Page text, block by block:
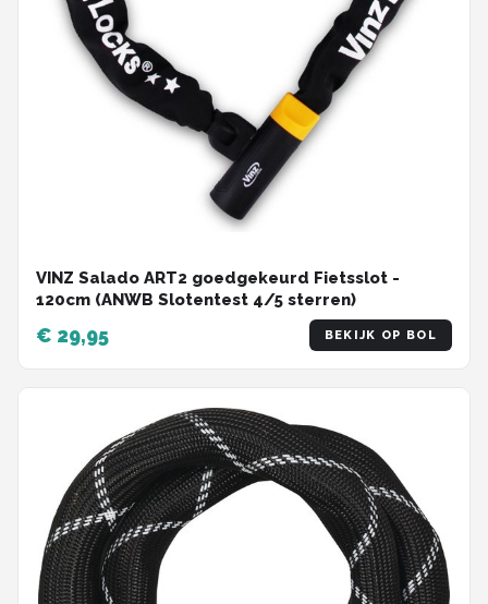
VINZ Salado ART2 goedgekeurd Fietsslot -
120cm (ANWB Slotentest 4/5 sterren)
€ 29,95 BEKIJK OP BOL